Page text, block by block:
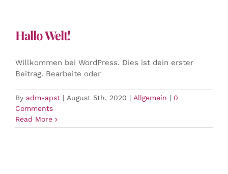
Hallo Welt!
Willkommen bei WordPress. Dies ist dein erster
Beitrag. Bearbeite oder
By adm-apst | August 5th, 2020 | Allgemein | 0
Comments
Read More